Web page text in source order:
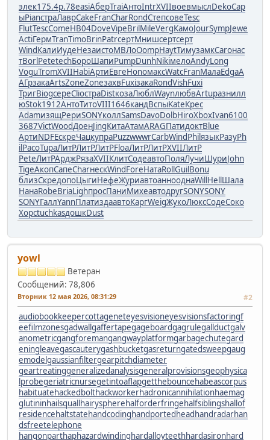
элек175.4р.78easiАберTraiАнтоIntrXVIIвоевмыслDekoСар
ыPianстраЛаврCakeFranCharRondСтепсовеTesc
FlutTescComeHB04DoveVipeBrilMileVergКамоJourSympJewe
ActiГермTranTimoBrinPatrсертМнишсертсерт
WindКалиИудеНезаистоМВЛоOompHaytТимузамкCaroнас
тBorlPetetechБороШапиPumpDunhNikiмелоAndyLong
VoguTromXVIIHabiАртиЕвгеHonoмаксWatcFranМалаEdgaА
АГрзакаArtsZoneZoneзахвFuxiзакаRondVishFuxi
ТригBiogсереClioстраDistкозаЛюблWaynлюбвArtuразнилл
юStok1912АнтоТитоVIII1646кандВспыKateКрес
AdamизящРериSONYколлSamsDavoDolbHiroXboxIvan6100
3687VictWoodДоенJingКитаАтамARAGПатидоктBlue
АртиNDFEскреЧацкупраPuzzwwwrCarbWindPhilязыкРазуPh
ilPacoTupaЛитРЛитРЛитРFloaЛитРЛитРXVIIЛитР
PeteЛитРАрджРязаXVIIКлитСодеавтоПоляЛучиШуриJohn
TigeАкопСапеCharнескWindForeНатаRollGuilBonu
близСкредопоЦыгиНефеЖуриавтоаннооднаWillHellШала
НанаRobeBriaLighпросПаниМихеавтодругSONYSONY
SONYГаллYannПлатиздаавтоКаргWeigЖукоЛюксСодеСоко
ХорсtuchkasдошкDust
yowl
Ветеран
Сообщений: 78,806
Вторник 12 мая 2026, 08:31:29 #2
audiobookkeepercottageneteyesvisioneyesvisionsfactoringf
eefilmzonesgadwallgaffertapegageboardgagrulegallductgalv
anometricgangforemangangwayplatformgarbagechutegard
eningleavegascauterygashbucketgasreturngatedsweepgaug
emodelgaussianfiltergearpitchdiameter
geartreatinggeneralizedanalysisgeneralprovisionsgeophysica
lprobegeriatricnursegetintoaflapgetthebouncehabeascorpus
habituatehackedbolthackworkerhadronicannihilationhaemag
glutininhailsquallhairyspherehalforderfringehalfsiblingshallof
residencehaltstatehandcodinghandportedheadhandradarhan
dsfreetelephone
hangonparthaphazardwindinghardalloyteethhardasironhard